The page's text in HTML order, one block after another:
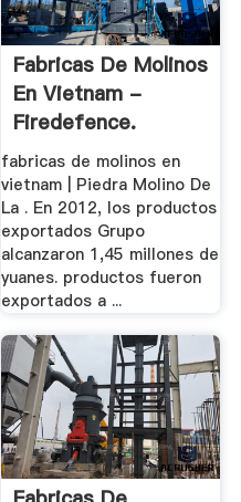
Fabricas De Molinos
En Vietnam -
Firedefence.
fabricas de molinos en
vietnam | Piedra Molino De
La . En 2012, los productos
exportados Grupo
alcanzaron 1,45 millones de
yuanes. productos fueron
exportados a ...